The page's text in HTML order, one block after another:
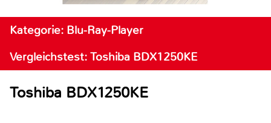
Kategorie: Blu-Ray-Player
Vergleichstest: Toshiba BDX1250KE
Toshiba BDX1250KE